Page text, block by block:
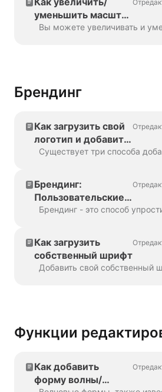
уменьшить масштаб
временной шкалы в
Брендинг
Как загрузить свой
логотип и добавить
его в видео
Брендинг:
Пользовательские
шрифты, логотипы,
Как загрузить
собственный шрифт
Функции
Как добавить
форму волны/